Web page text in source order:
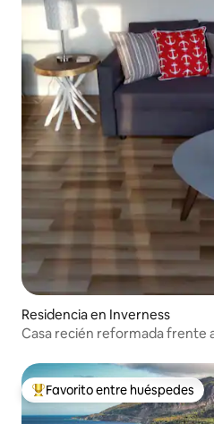
Residencia en Inverness
Casa recién reformada frente
De los mejores en Favorito
Favorito entre huéspedes